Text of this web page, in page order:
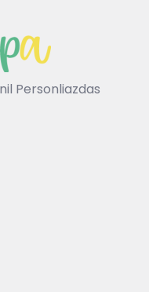
Personliazdas